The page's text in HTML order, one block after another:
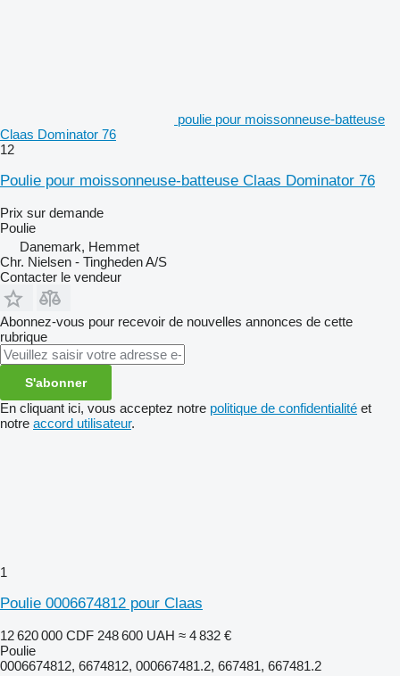
poulie pour moissonneuse-batteuse
Claas Dominator 76
12
Poulie pour moissonneuse-batteuse Claas Dominator 76
Prix sur demande
Poulie
Danemark, Hemmet
Chr. Nielsen - Tingheden A/S
Contacter le vendeur
Abonnez-vous pour recevoir de nouvelles annonces de cette
rubrique
S'abonner
En cliquant ici, vous acceptez notre politique de confidentialité et
notre accord utilisateur.
1
Poulie 0006674812 pour Claas
12 620 000 CDF 248 600 UAH ≈ 4 832 €
Poulie
0006674812, 6674812, 000667481.2, 667481, 667481.2